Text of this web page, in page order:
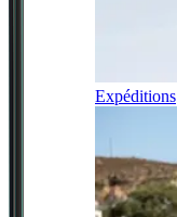
Expéditions